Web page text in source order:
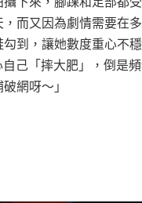
而又因為劇情需要在
到，讓她數度重心不
己「摔大肥」，倒是
網呀～」